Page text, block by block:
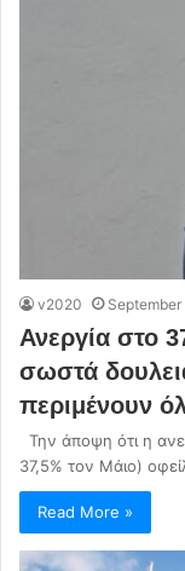
v2020
Ανεργία στο
σωστά
περιμένουν
Την άποψη ότι η
37,5% τον Μάιο)
Read More »